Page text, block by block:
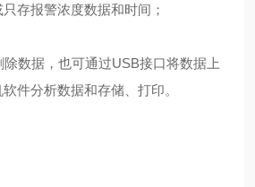
存报警浓度数据和时间；
数据，也可通过USB接口将数据上
件分析数据和存储、打印。